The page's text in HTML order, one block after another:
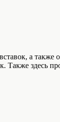
а
здесь